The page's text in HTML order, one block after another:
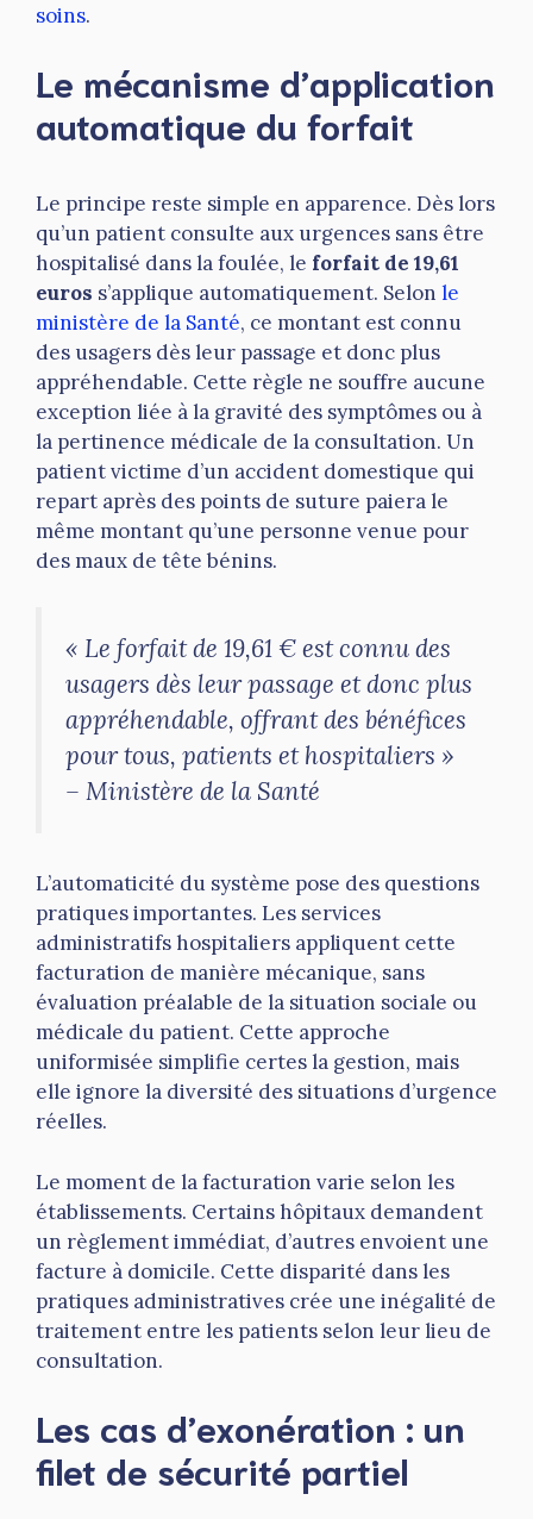
soins.
Le mécanisme d’application
automatique du forfait
Le principe reste simple en apparence. Dès lors
qu’un patient consulte aux urgences sans être
hospitalisé dans la foulée, le forfait de 19,61
euros s’applique automatiquement. Selon le
ministère de la Santé, ce montant est connu
des usagers dès leur passage et donc plus
appréhendable. Cette règle ne souffre aucune
exception liée à la gravité des symptômes ou à
la pertinence médicale de la consultation. Un
patient victime d’un accident domestique qui
repart après des points de suture paiera le
même montant qu’une personne venue pour
des maux de tête bénins.
« Le forfait de 19,61 € est connu des
usagers dès leur passage et donc plus
appréhendable, offrant des bénéfices
pour tous, patients et hospitaliers »
– Ministère de la Santé
L’automaticité du système pose des questions
pratiques importantes. Les services
administratifs hospitaliers appliquent cette
facturation de manière mécanique, sans
évaluation préalable de la situation sociale ou
médicale du patient. Cette approche
uniformisée simplifie certes la gestion, mais
elle ignore la diversité des situations d’urgence
réelles.
Le moment de la facturation varie selon les
établissements. Certains hôpitaux demandent
un règlement immédiat, d’autres envoient une
facture à domicile. Cette disparité dans les
pratiques administratives crée une inégalité de
traitement entre les patients selon leur lieu de
consultation.
Les cas d’exonération : un
filet de sécurité partiel